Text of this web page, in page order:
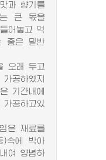
과 향기를
는 큰 몫을
어놓고 먹
좋은 밑반
오래 두고
공하였지
기간내에
공하고있
은 재료를
)속에 박아
여 양념하